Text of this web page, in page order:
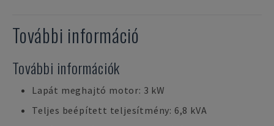
További információ
További információk
Lapát meghajtó motor: 3 kW
Teljes beépített teljesítmény: 6,8 kVA